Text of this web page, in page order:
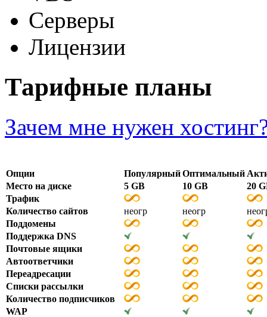
Серверы
Лицензии
Тарифные планы
Зачем мне нужен
Опции ПопулярныйОптимальный
Место на диске
5 GB 10 GB
20
Трафик
Количество сайтов
неогр неогр
Поддомены
Поддержка DNS
Почтовые ящики
Автоответчики
Переадресации
Списки рассылки
Количество подписчиков
WAP